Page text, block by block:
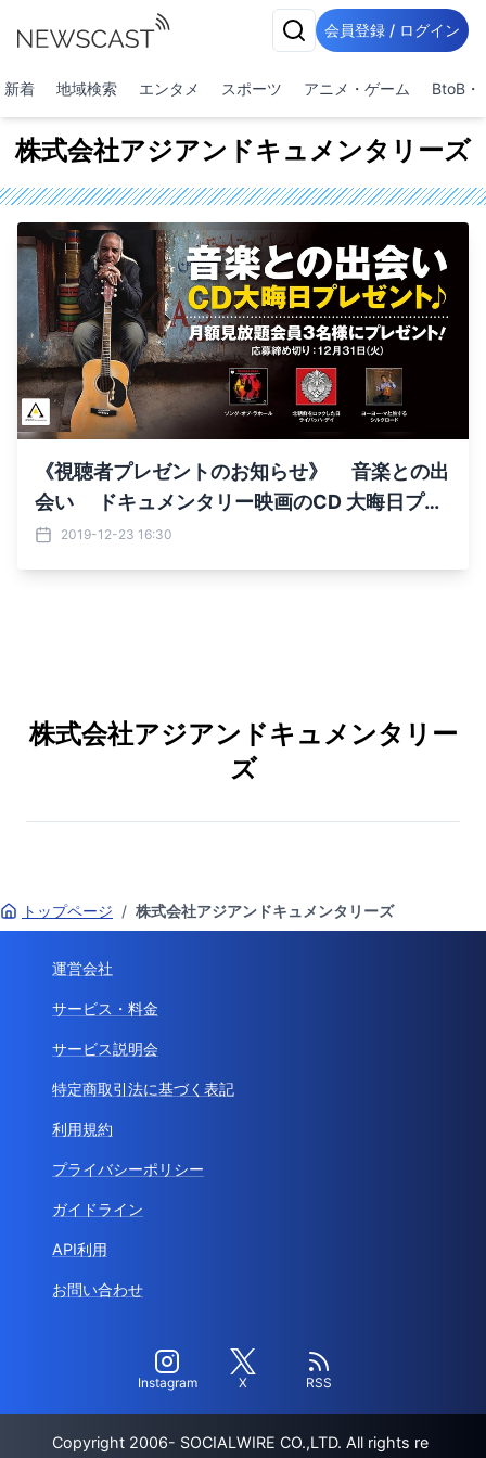
会員登録 / ログイン
新着 地域検索 エンタメ スポーツ アニメ・ゲーム BtoB・
株式会社アジアンドキュメンタリーズ
《視聴者プレゼントのお知らせ》 音楽との出
会い ドキュメンタリー映画のCD 大晦日プレ
ゼント♪
2019-12-23 16:30
株式会社アジアンドキュメンタリー
ズ
トップページ / 株式会社アジアンドキュメンタリーズ
運営会社
サービス・料金
サービス説明会
特定商取引法に基づく表記
利用規約
プライバシーポリシー
ガイドライン
API利用
お問い合わせ
Instagram X RSS
Copyright 2006- SOCIALWIRE CO.,LTD. All rights re